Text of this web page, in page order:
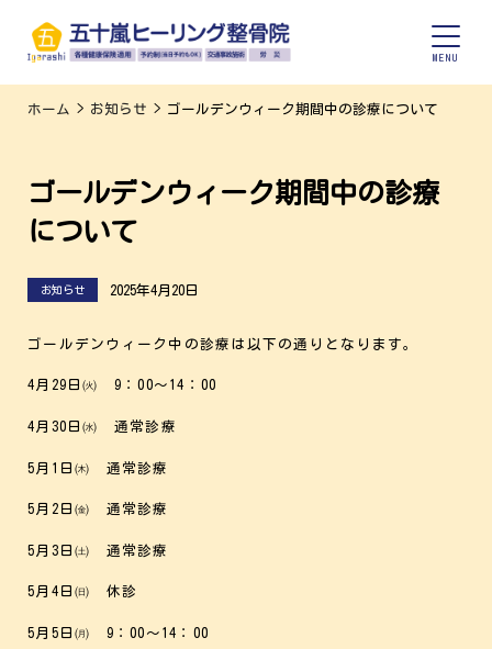
ホーム > お知らせ > ゴールデンウィーク期間中の診療について
ゴールデンウィーク期間中の診療
について
お知らせ 2025年4月20日
ゴールデンウィーク中の診療は以下の通りとなります。
4月29日㈫ 9：00～14：00
4月30日㈬ 通常診療
5月1日㈭ 通常診療
5月2日㈮ 通常診療
5月3日㈯ 通常診療
5月4日㈰ 休診
5月5日㈪ 9：00～14：00